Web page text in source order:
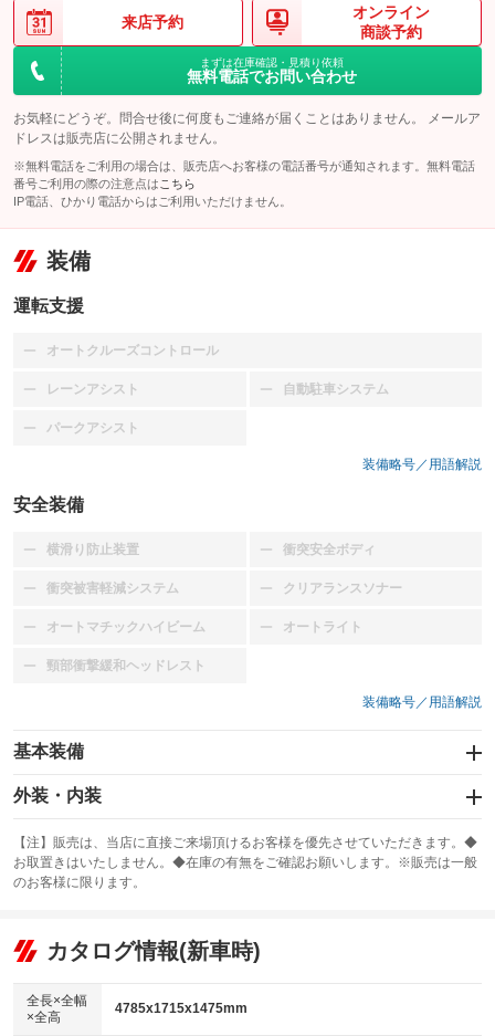
来店予約
オンライン
商談予約
まずは在庫確認・見積り依頼
無料電話でお問い合わせ
お気軽にどうぞ。問合せ後に何度もご連絡が届くことはありません。 メールア
ドレスは販売店に公開されません。
※無料電話をご利用の場合は、販売店へお客様の電話番号が通知されます。無料電話
番号ご利用の際の注意点は こちら
IP電話、ひかり電話からはご利用いただけません。
装備
運転支援
オートクルーズコントロール
：装備なし
レーンアシスト
：装備なし 自動駐車システム
：装備なし
パークアシスト
：装備なし
装備略号／用語解説
安全装備
横滑り防止装置
：装備なし 衝突安全ボディ
：装備なし
衝突被害軽減システム
：装備なし クリアランスソナー
：装備なし
オートマチックハイビーム
：装備なし オートライト
：装備なし
頸部衝撃緩和ヘッドレスト
：装備なし
装備略号／用語解説
基本装備
エアバッグ：運転席
：装備あり
：装備なし
サンルーフ
：装備なし ABS
リフトアップ
：装備なし
：装備なし
パワーウィンドウ
外装・内装
カーナビ
：装備なし
TV
：装備なし
ビジュアル
：装備なし
：装備なし
革シート
【注】販売は、当店に直接ご来場頂けるお客様を優先させていただきます。◆
お取置きはいたしません。◆在庫の有無をご確認お願いします。※販売は一般
のお客様に限ります。
カタログ情報(新車時)
全長×全幅
×全高
4785x1715x1475mm